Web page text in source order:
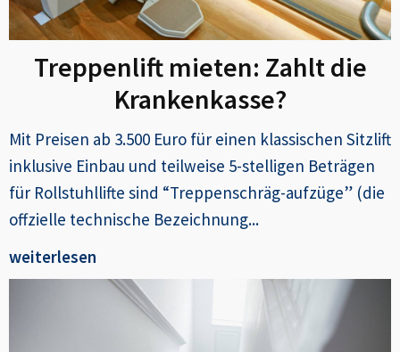
Treppenlift mieten: Zahlt die
Krankenkasse?
Mit Preisen ab 3.500 Euro für einen klassischen Sitzlift
inklusive Einbau und teilweise 5-stelligen Beträgen
für Rollstuhllifte sind “Treppenschräg-aufzüge” (die
offzielle technische Bezeichnung...
weiterlesen